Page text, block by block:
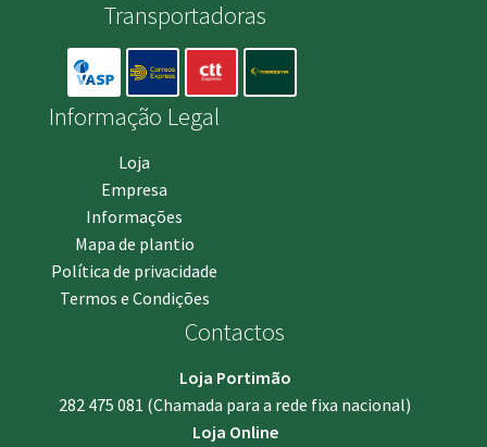
Transportadoras
Informação Legal
Loja
Empresa
Informações
Mapa de plantio
Política de privacidade
Termos e Condições
Contactos
Loja Portimão
282 475 081 (Chamada para a rede fixa nacional)
Loja Online